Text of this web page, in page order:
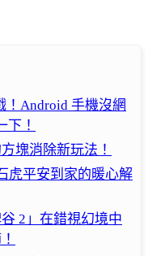
！Android 手機沒網
下！
塊消除新玩法！
虎平安到家的暖心解
2」在錯視幻境中